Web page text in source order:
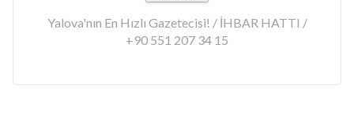
Yalova'nın En Hızlı Gazetecisi! / İHBAR HATTI /
+90 551 207 34 15